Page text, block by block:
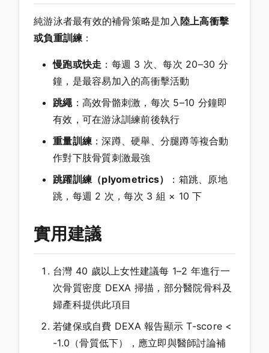
純游泳者最有效的補骨策略是加入 陸上高衝擊
或負重訓練：
慢跑或快走 ：每週 3 次、每次 20–30 分
鐘，是最容易加入的高衝擊活動
跳繩：高效骨骼刺激，每次 5–10 分鐘即
有效，可在游泳訓練前後執行
重量訓練：深蹲、硬舉、分腿蹲等複合動
作對下肢骨質刺激最強
跳躍訓練（plyometrics）
：箱跳、原地
跳，每週 2 次，每次 3 組 × 10 下
實用建議
台灣 40 歲以上女性建議每 1–2 年進行一
次骨質密度 DEXA 掃描，部分醫院骨科及
婦產科提供此項目
若健保或自費 DEXA 報告顯示 T-score <
-1.0（骨質低下），應立即與醫師討論補